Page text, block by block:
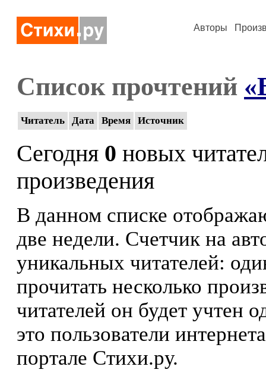
Авторы
Список прочтений
Читатель Дата Время Источник
Сегодня 0 новых
произведения
В данном списке
две недели. Счетчик на
уникальных читателей:
прочитать несколько
читателей он будет учтен
это пользователи
портале Стихи.ру.